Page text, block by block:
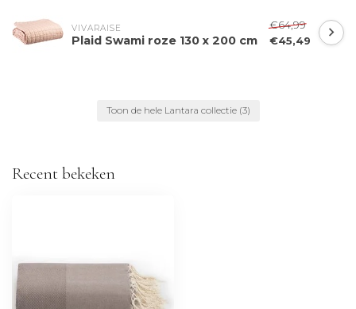
VIVARAISE
Plaid Swami roze 130 x 200 cm
€64,99
€45,49
Toon de hele Lantara collectie (3)
Recent bekeken